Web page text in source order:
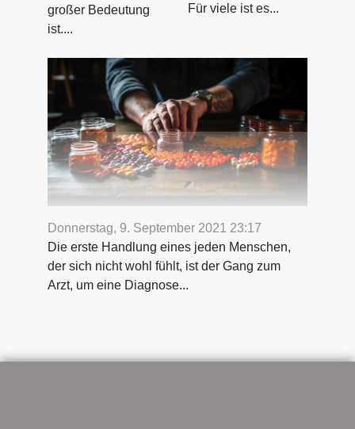
großer Bedeutung
ist....
Für viele ist es...
Donnerstag, 9. September 2021 23:17
Die erste Handlung eines jeden Menschen,
der sich nicht wohl fühlt, ist der Gang zum
Arzt, um eine Diagnose...